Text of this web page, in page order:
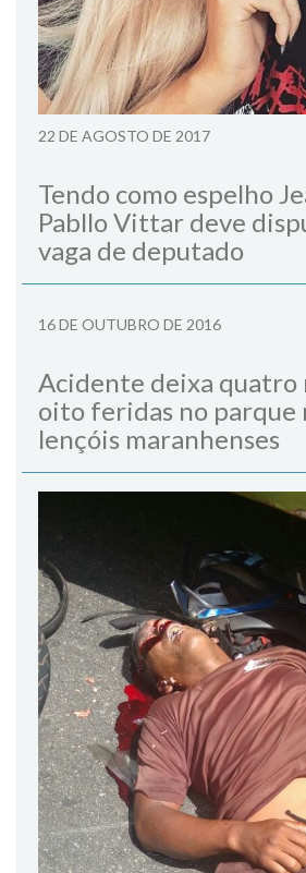
22 DE AGOSTO DE 2017
Tendo como espelho
Pabllo Vittar deve
vaga de deputado
16 DE OUTUBRO DE 2016
Acidente deixa quatro
oito feridas no parque
lençóis maranhenses